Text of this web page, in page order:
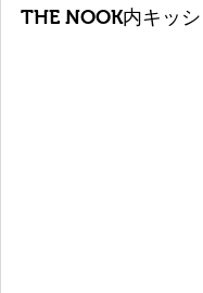
THE NOOK内キッ